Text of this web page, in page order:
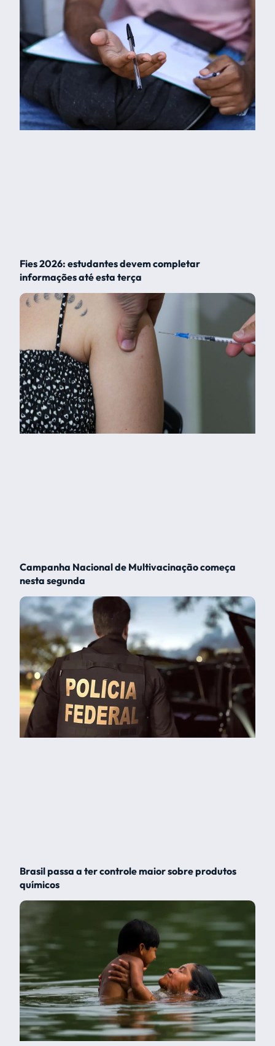
Fies 2026: estudantes devem completar
informações até esta terça
Campanha Nacional de Multivacinação começa
nesta segunda
Brasil passa a ter controle maior sobre produtos
químicos